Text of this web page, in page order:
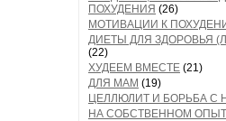
ПОХУДЕНИЯ (26)
МОТИВАЦИИ К
ДИЕТЫ ДЛЯ ЗДОРОВЬЯ
(22)
ХУДЕЕМ ВМЕСТЕ (21)
ДЛЯ МАМ (19)
ЦЕЛЛЮЛИТ И БОРЬБА С
НА СОБСТВЕННОМ